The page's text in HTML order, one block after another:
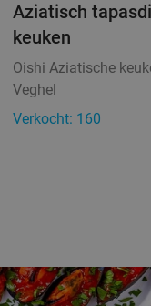
Aziatisch
keuken
Oishi Aziatische
Veghel
Verkocht: 160